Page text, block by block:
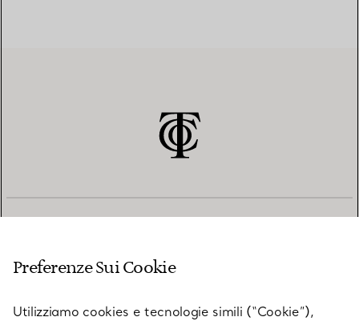
Preferenze Sui Cookie
Utilizziamo cookies e tecnologie simili (“Cookie”),